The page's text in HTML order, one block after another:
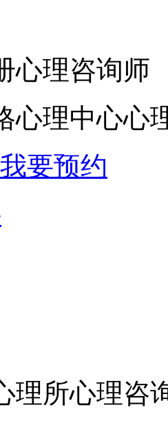
心理咨询师
心理中心心
我要预约
理所心理咨